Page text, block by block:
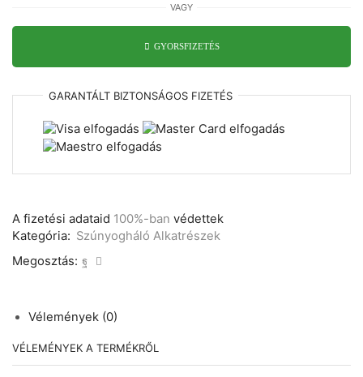
VAGY
GYORSFIZETÉS
GARANTÁLT BIZTONSÁGOS FIZETÉS
A fizetési adataid 100%-ban védettek
Kategória: Szúnyogháló Alkatrészek
Megosztás:
Vélemények (0)
VÉLEMÉNYEK A TERMÉKRŐL